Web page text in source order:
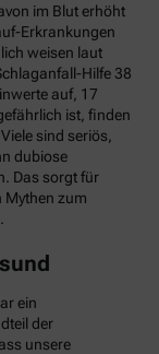
im Blut erhöht
Erkrankungen
weisen laut
Hilfe 38
auf, 17
ist, finden
sind seriös,
dubiose
Das sorgt für
Mythen zum
ein
der
unsere